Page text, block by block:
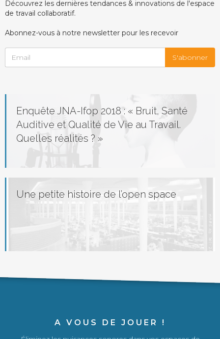
Enquête JNA-Ifop 2018 : « Bruit, Santé
Auditive et Qualité de Vie au Travail.
Quelles réalités ? »
Une petite histoire de l’open space
Découvrez les dernières tendances & innovations de l'espace
de travail collaboratif.
Abonnez-vous à notre newsletter pour les recevoir
A VOUS DE JOUER !